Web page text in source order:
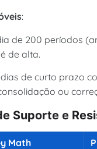
:
de 200 períodos
de alta.
de curto prazo
ou
Suporte e
Math